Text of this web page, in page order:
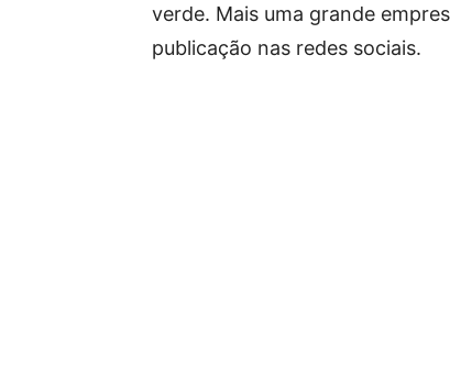
verde. Mais uma grande
publicação nas redes sociais.